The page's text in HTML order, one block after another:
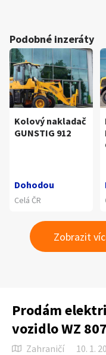
Podobné inzeráty
Kolový nakladač
GUNSTIG 912
Dohodou
Celá ČR
Zobrazit
Prodám
vozidlo WZ
Zahraničí 10. 1.